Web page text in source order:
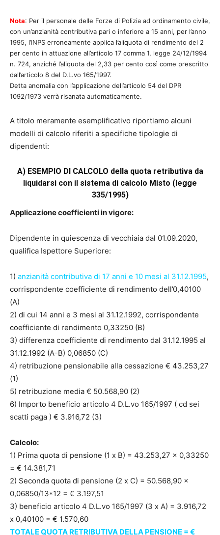
Nota: Per il personale delle Forze di Polizia ad ordinamento civile,
con un’anzianità contributiva pari o inferiore a 15 anni, per l’anno
1995, l’INPS erroneamente applica l’aliquota di rendimento del 2
per cento in attuazione all’articolo 17 comma 1, legge 24/12/1994
n. 724, anziché l’aliquota del 2,33 per cento così come prescritto
dall’articolo 8 del D.L.vo 165/1997.
Detta anomalia con l’applicazione dell’articolo 54 del DPR
1092/1973 verrà risanata automaticamente.
A titolo meramente esemplificativo riportiamo alcuni
modelli di calcolo riferiti a specifiche tipologie di
dipendenti:
A) ESEMPIO DI CALCOLO della quota retributiva da
liquidarsi con il sistema di calcolo Misto (legge
335/1995)
Applicazione coefficienti in vigore:
Dipendente in quiescenza di vecchiaia dal 01.09.2020,
qualifica Ispettore Superiore:
1) anzianità contributiva di 17 anni e 10 mesi al 31.12.1995,
corrispondente coefficiente di rendimento dell’0,40100
(A)
2) di cui 14 anni e 3 mesi al 31.12.1992, corrispondente
coefficiente di rendimento 0,33250 (B)
3) differenza coefficiente di rendimento dal 31.12.1995 al
31.12.1992 (A-B) 0,06850 (C)
4) retribuzione pensionabile alla cessazione € 43.253,27
(1)
5) retribuzione media € 50.568,90 (2)
6) Importo beneficio articolo 4 D.L.vo 165/1997 ( cd sei
scatti paga ) € 3.916,72 (3)
Calcolo:
1) Prima quota di pensione (1 x B) = 43.253,27 x 0,33250
= € 14.381,71
2) Seconda quota di pensione (2 x C) = 50.568,90 x
0,06850/13*12 = € 3.197,51
3) beneficio articolo 4 D.L.vo 165/1997 (3 x A) = 3.916,72
x 0,40100 = € 1.570,60
TOTALE QUOTA RETRIBUTIVA DELLA PENSIONE = €